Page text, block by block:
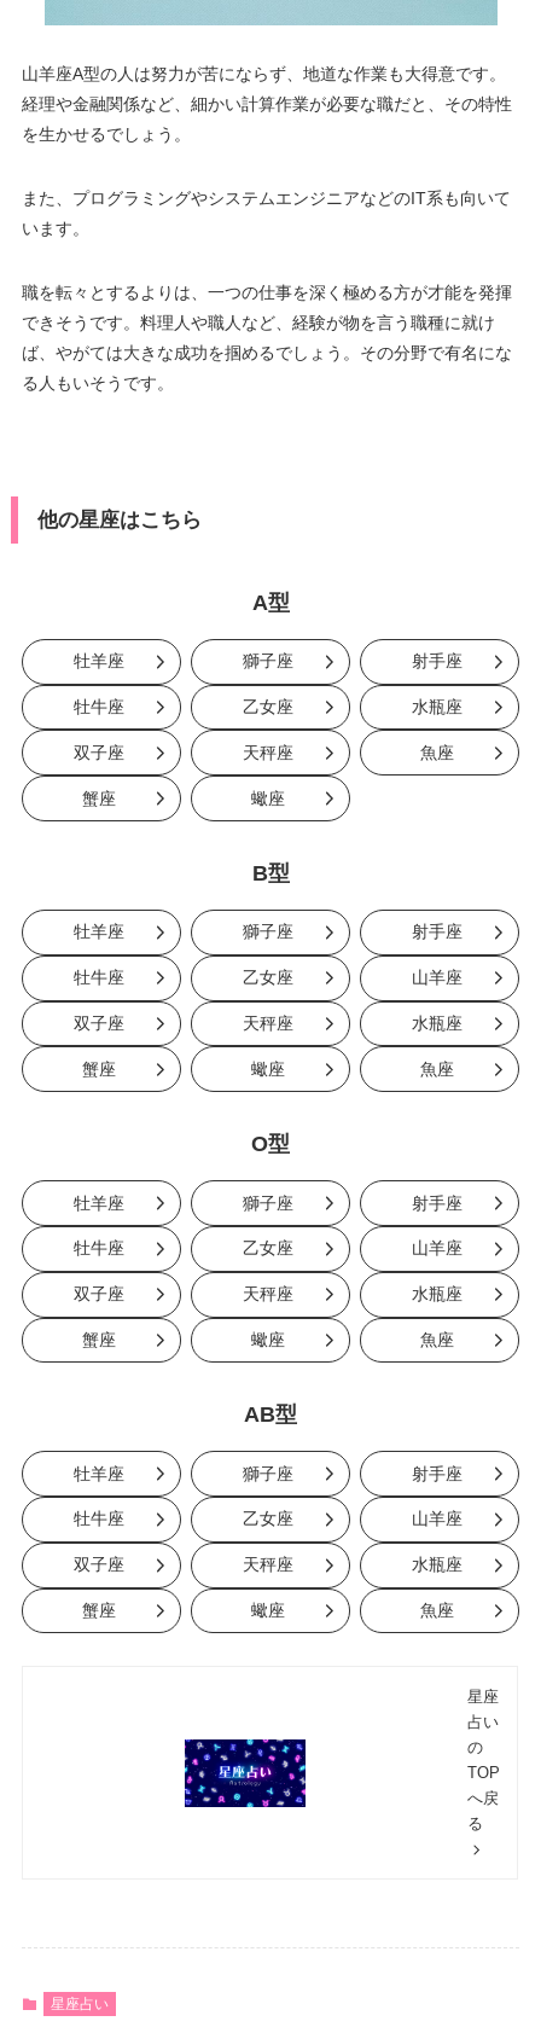
山羊座A型の人は努力が苦にならず、地道な作業も大得意です。
経理や金融関係など、細かい計算作業が必要な職だと、その特性
を生かせるでしょう。
また、プログラミングやシステムエンジニアなどのIT系も向いて
います。
職を転々とするよりは、一つの仕事を深く極める方が才能を発揮
できそうです。料理人や職人など、経験が物を言う職種に就け
ば、やがては大きな成功を掴めるでしょう。その分野で有名にな
る人もいそうです。
他の星座はこちら
A型
牡羊座
牡牛座
双子座
蟹座
獅子座
乙女座
天秤座
蠍座
射手座
水瓶座
魚座
B型
牡羊座
牡牛座
双子座
蟹座
獅子座
乙女座
天秤座
蠍座
射手座
山羊座
水瓶座
魚座
O型
牡羊座
牡牛座
双子座
蟹座
獅子座
乙女座
天秤座
蠍座
射手座
山羊座
水瓶座
魚座
AB型
牡羊座
牡牛座
双子座
蟹座
獅子座
乙女座
天秤座
蠍座
射手座
山羊座
水瓶座
魚座
星座
占い
の
TOP
へ戻
る
星座占い